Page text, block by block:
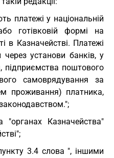
платежі у національній
готівковій формі на
в Казначействі. Платежі
установи банків, у
підприємства поштового
самоврядування за
проживання) платника,
Казначейства"
3.4 слова ", іншими